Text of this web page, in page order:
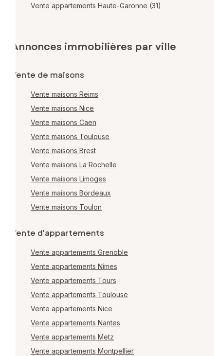
Vente appartements Haute-Garonne (31)
Annonces immobilières par ville
Vente de maisons
Vente maisons Reims
Vente maisons Nice
Vente maisons Caen
Vente maisons Toulouse
Vente maisons Brest
Vente maisons La Rochelle
Vente maisons Limoges
Vente maisons Bordeaux
Vente maisons Toulon
Vente d'appartements
Vente appartements Grenoble
Vente appartements Nîmes
Vente appartements Tours
Vente appartements Toulouse
Vente appartements Nice
Vente appartements Nantes
Vente appartements Metz
Vente appartements Montpellier